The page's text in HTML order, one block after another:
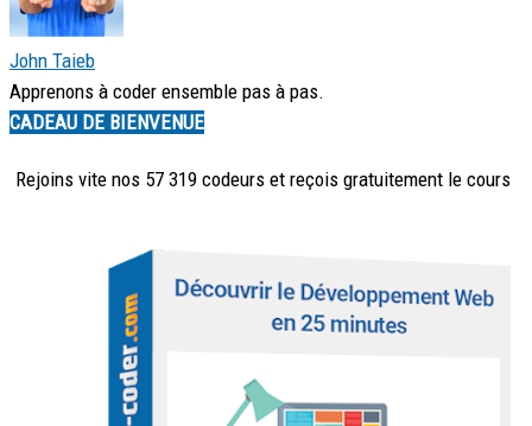
John Taieb
Apprenons à coder ensemble pas à pas.
CADEAU DE BIENVENUE
Rejoins vite nos 57 319 codeurs et reçois gratuitement le cours